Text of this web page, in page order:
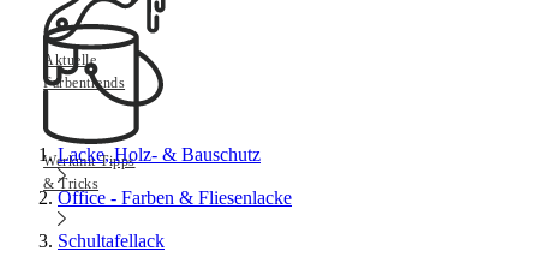
Aktuelle
Farbentrends
Werkmit Tipps
& Tricks
Lacke, Holz- & Bauschutz
Office - Farben & Fliesenlacke
Schultafellack